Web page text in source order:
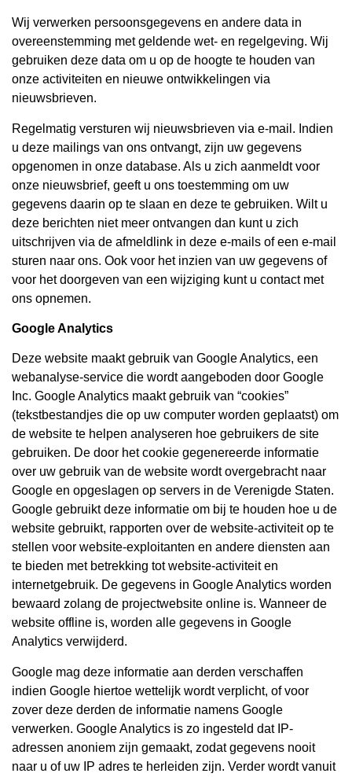
Wij verwerken persoonsgegevens en andere data in
overeenstemming met geldende wet- en regelgeving. Wij
gebruiken deze data om u op de hoogte te houden van
onze activiteiten en nieuwe ontwikkelingen via
nieuwsbrieven.
Regelmatig versturen wij nieuwsbrieven via e-mail. Indien
u deze mailings van ons ontvangt, zijn uw gegevens
opgenomen in onze database. Als u zich aanmeldt voor
onze nieuwsbrief, geeft u ons toestemming om uw
gegevens daarin op te slaan en deze te gebruiken. Wilt u
deze berichten niet meer ontvangen dan kunt u zich
uitschrijven via de afmeldlink in deze e-mails of een e-mail
sturen naar ons. Ook voor het inzien van uw gegevens of
voor het doorgeven van een wijziging kunt u contact met
ons opnemen.
Google Analytics
Deze website maakt gebruik van Google Analytics, een
webanalyse-service die wordt aangeboden door Google
Inc. Google Analytics maakt gebruik van “cookies”
(tekstbestandjes die op uw computer worden geplaatst) om
de website te helpen analyseren hoe gebruikers de site
gebruiken. De door het cookie gegenereerde informatie
over uw gebruik van de website wordt overgebracht naar
Google en opgeslagen op servers in de Verenigde Staten.
Google gebruikt deze informatie om bij te houden hoe u de
website gebruikt, rapporten over de website-activiteit op te
stellen voor website-exploitanten en andere diensten aan
te bieden met betrekking tot website-activiteit en
internetgebruik. De gegevens in Google Analytics worden
bewaard zolang de projectwebsite online is. Wanneer de
website offline is, worden alle gegevens in Google
Analytics verwijderd.
Google mag deze informatie aan derden verschaffen
indien Google hiertoe wettelijk wordt verplicht, of voor
zover deze derden de informatie namens Google
verwerken. Google Analytics is zo ingesteld dat IP-
adressen anoniem zijn gemaakt, zodat gegevens nooit
naar u of uw IP adres te herleiden zijn. Verder wordt vanuit